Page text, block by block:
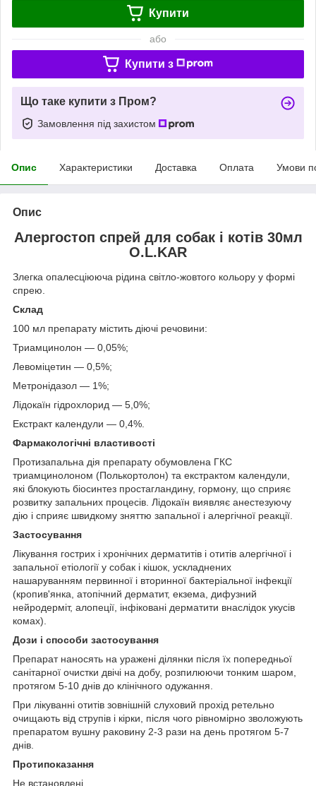
Купити
або
Купити з
Що таке купити з Пром?
Замовлення під захистом
Опис Характеристики Доставка Оплата Умови
Опис
Алергостоп спрей для собак і котів 30мл
O.L.KAR
Злегка опалесціююча рідина світло-жовтого кольору у формі
спрею.
Склад
100 мл препарату містить діючі речовини:
Триамцинолон — 0,05%;
Левоміцетин — 0,5%;
Метронідазол — 1%;
Лідокаїн гідрохлорид — 5,0%;
Екстракт календули — 0,4%.
Фармакологічні властивості
Протизапальна дія препарату обумовлена ГКС
триамцинолоном (Полькортолон) та екстрактом календули,
які блокують біосинтез простагландину, гормону, що сприяє
розвитку запальних процесів. Лідокаїн виявляє анестезуючу
дію і сприяє швидкому зняттю запальної і алергічної реакції.
Застосування
Лікування гострих і хронічних дерматитів і отитів алергічної і
запальної етіології у собак і кішок, ускладнених
нашаруванням первинної і вторинної бактеріальної інфекції
(кропив'янка, атопічний дерматит, екзема, дифузний
нейродерміт, алопеції, інфіковані дерматити внаслідок укусів
комах).
Дози і способи застосування
Препарат наносять на уражені ділянки після їх попередньої
санітарної очистки двічі на добу, розпилюючи тонким шаром,
протягом 5-10 днів до клінічного одужання.
При лікуванні отитів зовнішній слуховий прохід ретельно
очищають від струпів і кірки, після чого рівномірно зволожують
препаратом вушну раковину 2-3 рази на день протягом 5-7
днів.
Протипоказання
Не встановлені.